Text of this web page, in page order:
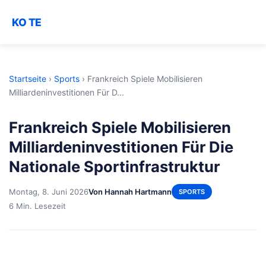
KO TE
Startseite › Sports › Frankreich Spiele Mobilisieren
Milliardeninvestitionen Für D...
Frankreich Spiele Mobilisieren
Milliardeninvestitionen Für Die
Nationale Sportinfrastruktur
Montag, 8. Juni 2026Von Hannah Hartmann SPORTS
6 Min. Lesezeit